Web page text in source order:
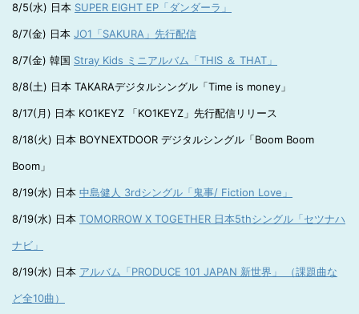
8/5(水) 日本 SUPER EIGHT EP「ダンダーラ」
8/7(金) 日本 JO1「SAKURA」先行配信
8/7(金) 韓国 Stray Kids ミニアルバム「THIS ＆ THAT」
8/8(土) 日本 TAKARAデジタルシングル「Time is money」
8/17(月) 日本 KO1KEYZ 「KO1KEYZ」先行配信リリース
8/18(火) 日本 BOYNEXTDOOR デジタルシングル「Boom Boom
Boom」
8/19(水) 日本 中島健人 3rdシングル「鬼事/ Fiction Love」
8/19(水) 日本 TOMORROW X TOGETHER 日本5thシングル「セツナハ
ナビ」
8/19(水) 日本 アルバム「PRODUCE 101 JAPAN 新世界」 （課題曲な
ど全10曲）